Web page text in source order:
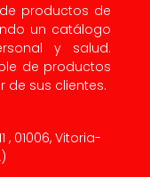
productos de
un catálogo
y salud.
de productos
de sus clientes.
, 01006, Vitoria-